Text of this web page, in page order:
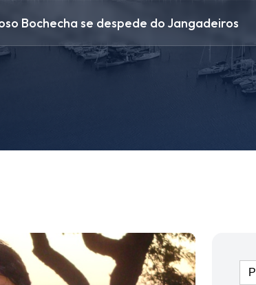
Bochecha se despede do Jangadeiros